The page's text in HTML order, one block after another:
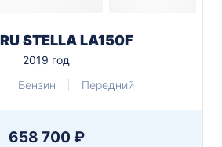
STELLA LA150F
2019 год
Бензин Передний
658 700 ₽